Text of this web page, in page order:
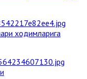
ходимларига